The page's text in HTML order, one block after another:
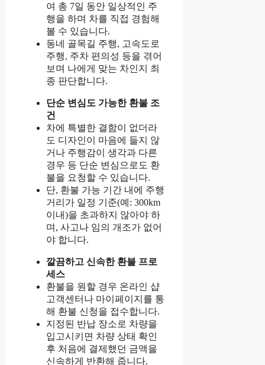
여 총 7일 동안 일상적인 주
행을 하며 차를 직접 경험해
볼 수 있습니다.
동네 골목길 주행, 고속도로
주행, 주차 편의성 등을 겪어
보며 나에게 맞는 차인지 최
종 판단합니다.
단순 변심도 가능한 환불 조
건
차에 특별한 결함이 없더라
도 디자인이 마음에 들지 않
거나 주행감이 생각과 다른
경우 등 단순 변심으로도 환
불을 요청할 수 있습니다.
단, 환불 가능 기간 내에 주행
거리가 일정 기준(예: 300km
이내)을 초과하지 않아야 하
며, 사고나 임의 개조가 없어
야 합니다.
깔끔하고 신속한 환불 프로
세스
환불을 원할 경우 온라인 샵
고객센터나 마이페이지를 통
해 환불 신청을 접수합니다.
지정된 반납 장소로 차량을
입고시키면 차량 상태 확인
후 처음에 결제했던 금액을
신속하게 반환해 줍니다.